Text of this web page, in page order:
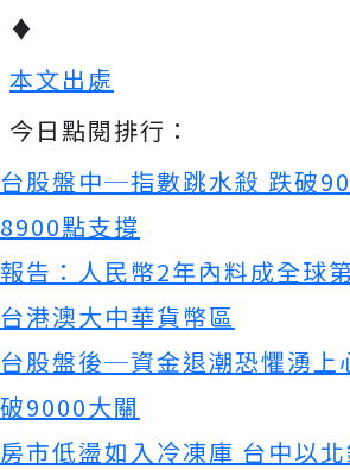
♦
本文出處
今日點閱排行：
台股盤中─指數跳水殺 跌破
8900點支撐
報告：人民幣2年內料成全球
台港澳大中華貨幣區
台股盤後─資金退潮恐懼湧上
破9000大關
房市低盪如入冷凍庫 台中以